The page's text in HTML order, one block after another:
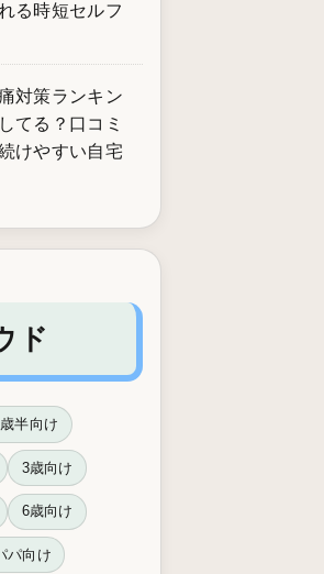
る時短セルフ
対策ランキン
てる？口コミ
けやすい自宅
ド
半向け
3歳向け
6歳向け
パ向け